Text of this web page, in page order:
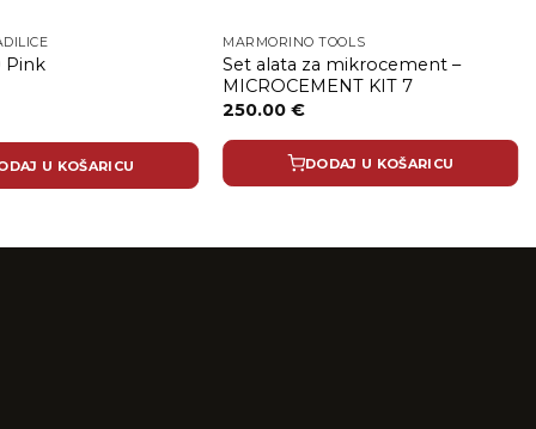
Pink
U KOŠARICU
MARMORINO TOOLS
Set alata za mikrocement –
MICROCEMENT KIT 7
250.00 €
DODAJ U KOŠARICU